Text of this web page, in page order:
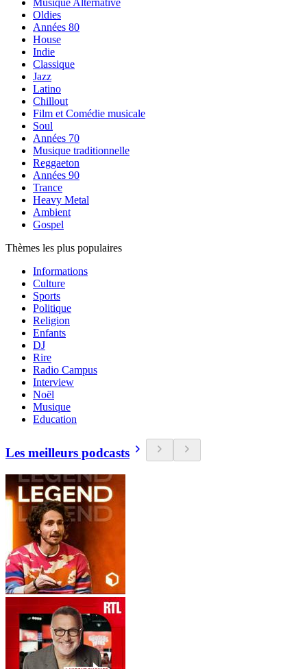
Musique Alternative
Oldies
Années 80
House
Indie
Classique
Jazz
Latino
Chillout
Film et Comédie musicale
Soul
Années 70
Musique traditionnelle
Reggaeton
Années 90
Trance
Heavy Metal
Ambient
Gospel
Thèmes les plus populaires
Informations
Culture
Sports
Politique
Religion
Enfants
DJ
Rire
Radio Campus
Interview
Noël
Musique
Education
Les meilleurs podcasts